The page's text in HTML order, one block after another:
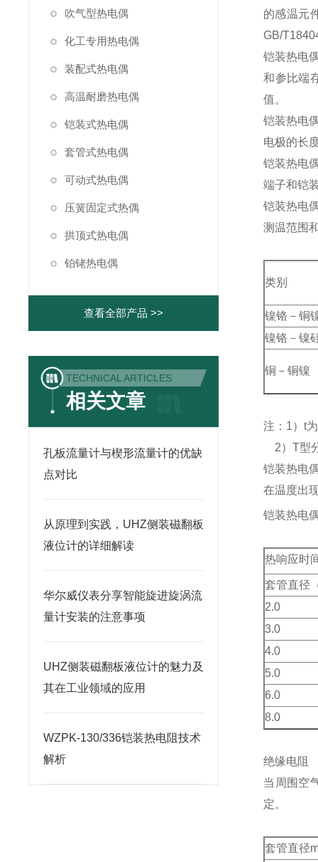
吹气型热电偶
化工专用热电偶
装配式热电偶
高温耐磨热电偶
铠装式热电偶
套管式热电偶
可动式热电偶
压簧固定式热偶
拱顶式热电偶
铂铑热电偶
查看全部产品 >>
TECHNICAL ARTICLES
相关文章
孔板流量计与楔形流量计的优缺
点对比
从原理到实践，UHZ侧装磁翻板
液位计的详细解读
华尔威仪表分享智能旋进旋涡流
量计安装的注意事项
UHZ侧装磁翻板液位计的魅力及
其在工业领域的应用
WZPK-130/336铠装热电阻技术
解析
的感温元
GB/
铠装热电
和参比端
值。
铠装热电
电极的长
铠装热电
端子和铠
铠装热电
测温范围
类别
镍铬－铜
镍铬－镍
铜－铜镍
注：1）t
2）T型
铠装热电
在温度出
铠装热电
热响应时
套管直径
2.0
3.0
4.0
5.0
6.0
8.0
绝缘电阻
当周围空
定。
套管直径